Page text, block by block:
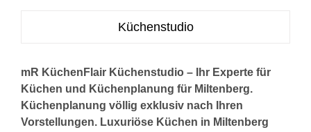
Küchenstudio
mR KüchenFlair Küchenstudio – Ihr Experte für
Küchen und Küchenplanung für Miltenberg.
Küchenplanung völlig exklusiv nach Ihren
Vorstellungen. Luxuriöse Küchen in Miltenberg